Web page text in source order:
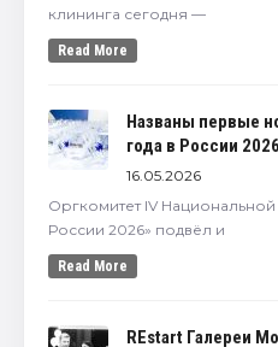
клининга сегодня —
Read More
Названы первые
года в России
16.05.2026
Оргкомитет IV
России 2026» подвёл и
Read More
REstart Галереи